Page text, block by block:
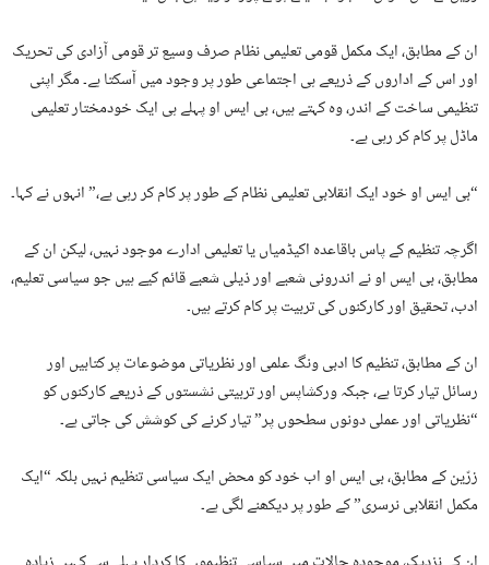
ان کے مطابق، ایک مکمل قومی تعلیمی نظام صرف وسیع تر قومی آزادی کی تحریک
اور اس کے اداروں کے ذریعے ہی اجتماعی طور پر وجود میں آسکتا ہے۔ مگر اپنی
تنظیمی ساخت کے اندر، وہ کہتے ہیں، بی ایس او پہلے ہی ایک خودمختار تعلیمی
ماڈل پر کام کر رہی ہے۔
“بی ایس او خود ایک انقلابی تعلیمی نظام کے طور پر کام کر رہی ہے،” انہوں نے کہا۔
اگرچہ تنظیم کے پاس باقاعدہ اکیڈمیاں یا تعلیمی ادارے موجود نہیں، لیکن ان کے
مطابق، بی ایس او نے اندرونی شعبے اور ذیلی شعبے قائم کیے ہیں جو سیاسی تعلیم،
ادب، تحقیق اور کارکنوں کی تربیت پر کام کرتے ہیں۔
ان کے مطابق، تنظیم کا ادبی ونگ علمی اور نظریاتی موضوعات پر کتابیں اور
رسائل تیار کرتا ہے، جبکہ ورکشاپس اور تربیتی نشستوں کے ذریعے کارکنوں کو
“نظریاتی اور عملی دونوں سطحوں پر” تیار کرنے کی کوشش کی جاتی ہے۔
زرّین کے مطابق، بی ایس او اب خود کو محض ایک سیاسی تنظیم نہیں بلکہ “ایک
مکمل انقلابی نرسری” کے طور پر دیکھنے لگی ہے۔